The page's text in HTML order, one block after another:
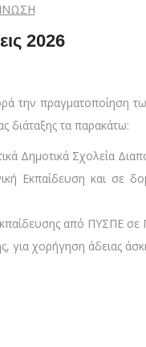
2026
την
διάταξης τα παρακάτω:
Δημοτικά Σχολεία
Εκπαίδευση και σε
από ΠΥΣΠΕ σε
χορήγηση άδειας